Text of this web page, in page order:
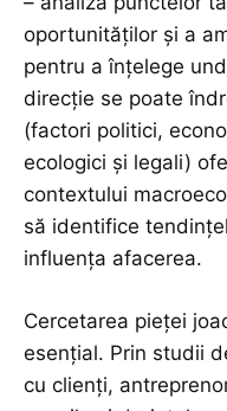
oportunităților și a
pentru a înțelege
direcție se poate
(factori politici,
ecologici și legali)
contextului
să identifice
influența afacerea.
Cercetarea pieței
esențial. Prin studii
cu clienți,